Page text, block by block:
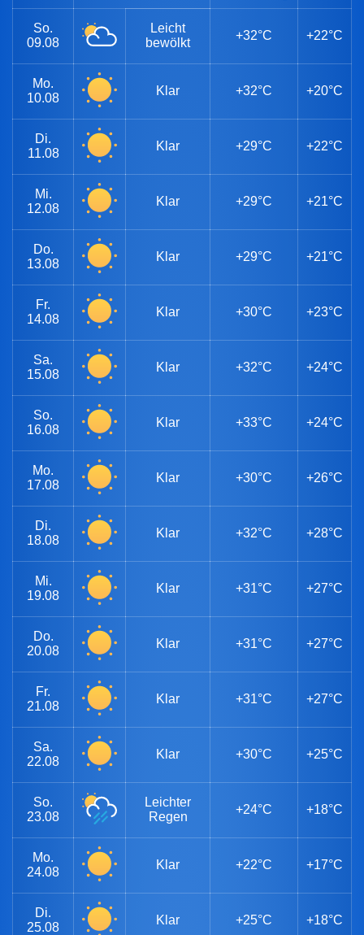
So.
09.08
Leicht
bewölkt
+32°C +22°C
Mo.
10.08
Klar +32°C +20°C
Di.
11.08
Klar +29°C +22°C
Mi.
12.08
Klar +29°C +21°C
Do.
13.08
Klar +29°C +21°C
Fr.
14.08
Klar +30°C +23°C
Sa.
15.08
Klar +32°C +24°C
So.
16.08
Klar +33°C +24°C
Mo.
17.08
Klar +30°C +26°C
Di.
18.08
Klar +32°C +28°C
Mi.
19.08
Klar +31°C +27°C
Do.
20.08
Klar +31°C +27°C
Fr.
21.08
Klar +31°C +27°C
Sa.
22.08
Klar +30°C +25°C
So.
23.08
Leichter
Regen
+24°C +18°C
Mo.
24.08
Klar +22°C +17°C
Di.
25.08
Klar +25°C +18°C